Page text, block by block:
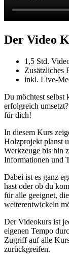
Der Video
1,5 Std.
Zusätzliches
inkl. Live-
Du möchtest selbst
erfolgreich
für dich!
In diesem Kurs
Holzprojekt planst
Werkzeuge bis hin
Informationen und
Dabei ist es ganz
hast oder ob du
für alle geeignet,
weiterentwickeln
Der Videokurs ist
eigenen Tempo
Zugriff auf alle
zurückgreifen.